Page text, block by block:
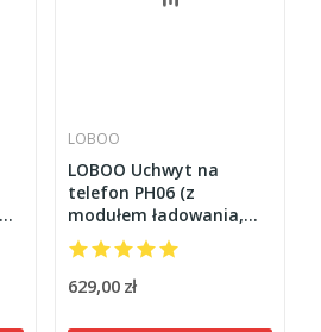
LOBOO
LOBOO Uchwyt na
telefon PH06 (z
modułem ładowania,
13mm), magnetyczny
system antywstrząsowy
629,00 zł